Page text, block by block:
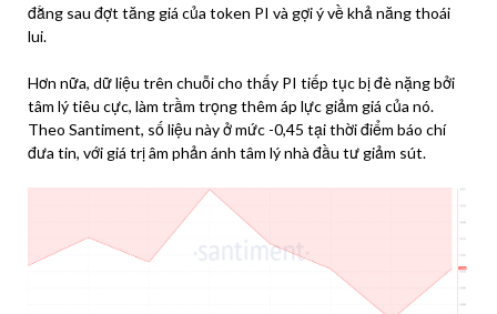
đằng sau đợt tăng giá của token PI và gợi ý về khả năng thoái
lui.
Hơn nữa, dữ liệu trên chuỗi cho thấy PI tiếp tục bị đè nặng bởi
tâm lý tiêu cực, làm trầm trọng thêm áp lực giảm giá của nó.
Theo Santiment, số liệu này ở mức -0,45 tại thời điểm báo chí
đưa tin, với giá trị âm phản ánh tâm lý nhà đầu tư giảm sút.